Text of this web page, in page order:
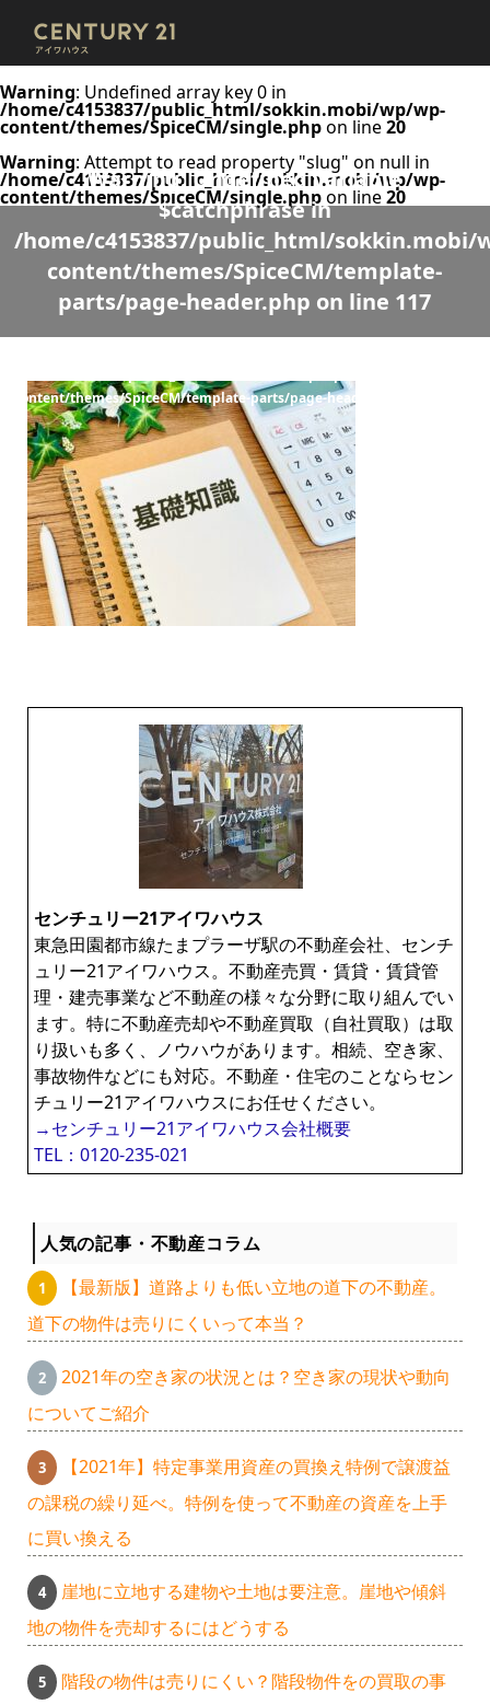
Warning: Undefined array key 0 in
/home/c4153837/public_html/sokkin.mobi/wp/wp-
content/themes/SpiceCM/single.phpon line20
Warning: Attempt to read property "slug" on null in
/home/c4153837/public_html/sokkin.mobi/wp/wp-
content/themes/SpiceCM/single.phpon line20
Warning: Undefined variable
$catchphrase in
/home/c4153837/public_html/sokkin.mobi/
content/themes/SpiceCM/template-
parts/page-header.php on line 117
content/themes/SpiceCM/template-parts/page-header.php
センチュリー21アイワハウス
東急田園都市線たまプラーザ駅の不動産会社、センチ
ュリー21アイワハウス。不動産売買・賃貸・賃貸管
理・建売事業など不動産の様々な分野に取り組んでい
ます。特に不動産売却や不動産買取（自社買取）は取
り扱いも多く、ノウハウがあります。相続、空き家、
事故物件などにも対応。不動産・住宅のことならセン
チュリー21アイワハウスにお任せください。
→センチュリー21アイワハウス会社概要
TEL：0120-235-021
人気の記事・不動産コラム
【最新版】道路よりも低い立地の道下の不動産。
道下の物件は売りにくいって本当？
2021年の空き家の状況とは？空き家の現状や動向
についてご紹介
【2021年】特定事業用資産の買換え特例で譲渡益
の課税の繰り延べ。特例を使って不動産の資産を上手
に買い換える
崖地に立地する建物や土地は要注意。崖地や傾斜
地の物件を売却するにはどうする
階段の物件は売りにくい？階段物件をの買取の事